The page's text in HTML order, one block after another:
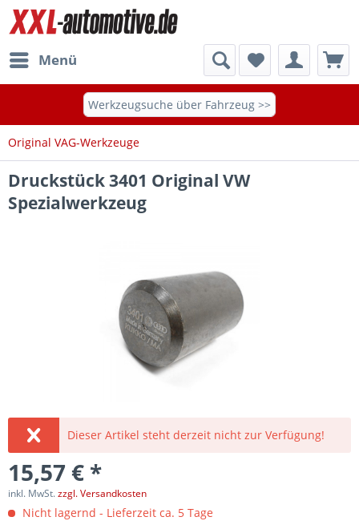
Menü
Werkzeugsuche über Fahrzeug >>
Original VAG-Werkzeuge
Druckstück 3401 Original VW
Spezialwerkzeug
Dieser Artikel steht derzeit nicht zur Verfügung!
15,57 € *
inkl. MwSt.zzgl. Versandkosten
Nicht lagernd - Lieferzeit ca. 5 Tage